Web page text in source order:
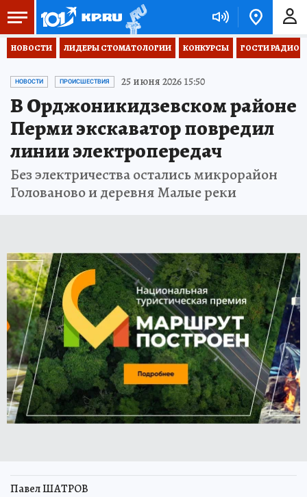
НОВОСТИ ЛИДЕРЫ СТОМАТОЛОГИИ КОНКУРСЫ ГОСТИ РАДИО
НОВОСТИ ПРОИСШЕСТВИЯ 25 июня 2026 15:50
В Орджоникидзевском районе
Перми экскаватор повредил
линии электропередач
Без электричества остались микрорайон
Голованово и деревня Малые реки
Павел ШАТРОВ